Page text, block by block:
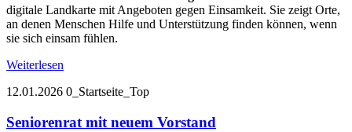
digitale Landkarte mit Angeboten gegen Einsamkeit. Sie zeigt Orte,
an denen Menschen Hilfe und Unterstützung finden können, wenn
sie sich einsam fühlen.
Weiterlesen
12.01.2026 0_Startseite_Top
Seniorenrat mit neuem Vorstand